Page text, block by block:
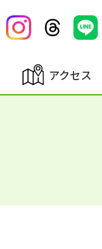
アクセス